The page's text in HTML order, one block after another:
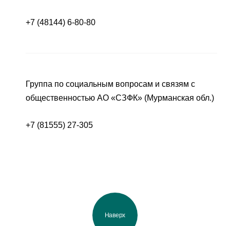
+7 (48144) 6-80-80
Группа по социальным вопросам и связям с
общественностью АО «СЗФК» (Мурманская обл.)
+7 (81555) 27-305
Наверх